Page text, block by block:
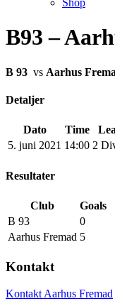
Shop
B93 –
B 93 vs Aarhus
Detaljer
Dato Time
5. juni 2021 14:00 2
Resultater
Club
Goals
B 93
0
Aarhus Fremad 5
Kontakt
Kontakt Aarhus Fremad